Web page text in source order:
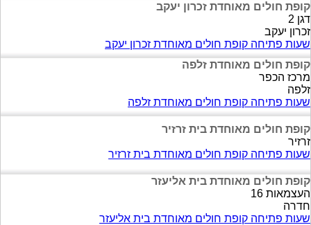
קופת חולים מאוחדת זכרון יעקב
דגן 2
זכרון יעקב
שעות פתיחה קופת חולים מאוחדת זכרון יעקב
קופת חולים מאוחדת זלפה
מרכז הכפר
זלפה
שעות פתיחה קופת חולים מאוחדת זלפה
קופת חולים מאוחדת בית זרזיר
זרזיר
שעות פתיחה קופת חולים מאוחדת בית זרזיר
קופת חולים מאוחדת בית אליעזר
העצמאות 16
חדרה
שעות פתיחה קופת חולים מאוחדת בית אליעזר